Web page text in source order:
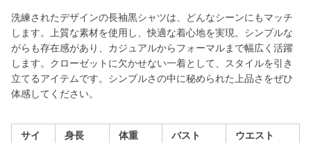
洗練されたデザインの長袖黒シャツは、どんなシーンにもマッチ
します。上質な素材を使用し、快適な着心地を実現。シンプルな
がらも存在感があり、カジュアルからフォーマルまで幅広く活躍
します。クローゼットに欠かせない一着として、スタイルを引き
立てるアイテムです。シンプルさの中に秘められた上品さをぜひ
体感してください。
サイ
身長
体重
バスト
ウエスト